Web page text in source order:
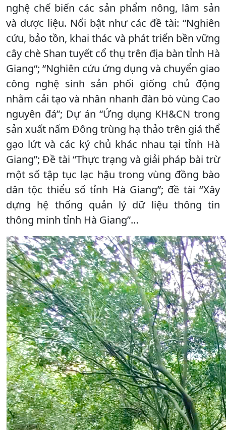
nghệ chế biến các sản phẩm nông, lâm sản
và dược liệu. Nổi bật như các đề tài: “Nghiên
cứu, bảo tồn, khai thác và phát triển bền vững
cây chè Shan tuyết cổ thụ trên địa bàn tỉnh Hà
Giang“; “Nghiên cứu ứng dụng và chuyển giao
công nghệ sinh sản phối giống chủ động
nhằm cải tạo và nhân nhanh đàn bò vùng Cao
nguyên đá”; Dự án “Ứng dụng KH&CN trong
sản xuất nấm Đông trùng hạ thảo trên giá thể
gạo lứt và các ký chủ khác nhau tại tỉnh Hà
Giang”; Đề tài “Thực trạng và giải pháp bài trừ
một số tập tục lạc hậu trong vùng đồng bào
dân tộc thiểu số tỉnh Hà Giang”; đề tài ‘‘Xây
dựng hệ thống quản lý dữ liệu thông tin
thông minh tỉnh Hà Giang”…